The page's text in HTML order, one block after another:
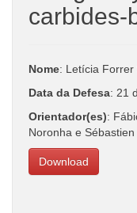
carbides-
Nome: Letícia Forrer
Data da Defesa: 21
Orientador(es):
Noronha e Sébastien
Download